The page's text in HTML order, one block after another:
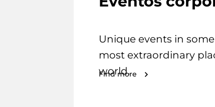
Unique events in
most extraordinary
world.
Find more